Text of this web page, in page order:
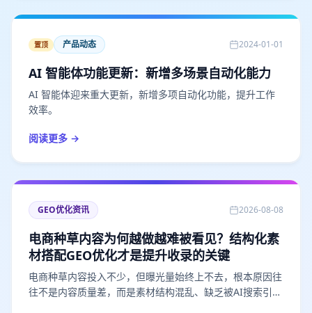
置顶 产品动态 2024-01-01
AI 智能体功能更新：新增多场景自动化能力
AI 智能体迎来重大更新，新增多项自动化功能，提升工作
效率。
阅读更多 →
GEO优化资讯 2026-08-08
电商种草内容为何越做越难被看见？结构化素
材搭配GEO优化才是提升收录的关键
电商种草内容投入不少，但曝光量始终上不去，根本原因往
往不是内容质量差，而是素材结构混乱、缺乏被AI搜索引擎